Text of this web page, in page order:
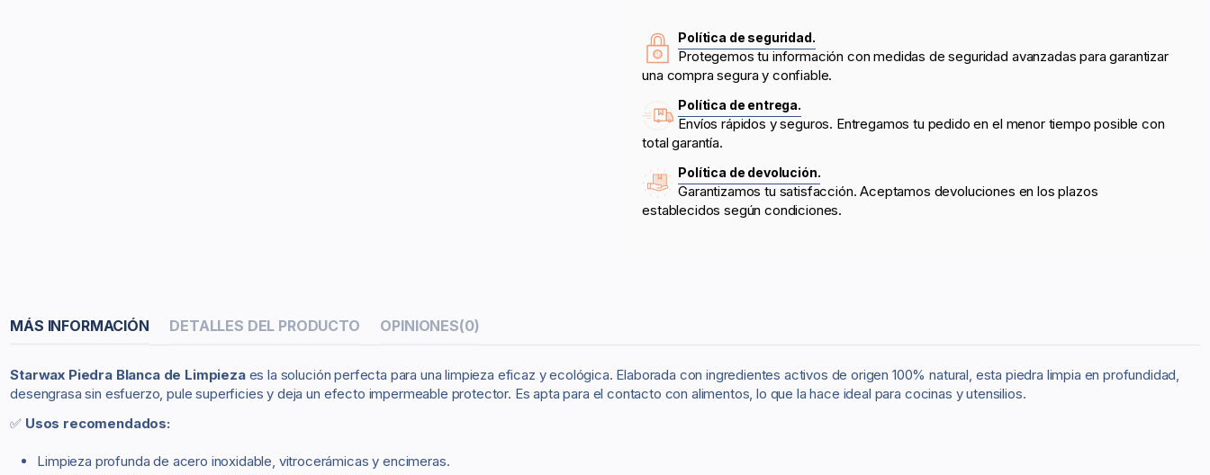
Política de seguridad.
Protegemos tu información con medidas de seguridad avanzadas para garantizar
una compra segura y confiable.
Política de entrega.
Envíos rápidos y seguros. Entregamos tu pedido en el menor tiempo posible con
total garantía.
Política de devolución.
Garantizamos tu satisfacción. Aceptamos devoluciones en los plazos
establecidos según condiciones.
MÁS INFORMACIÓN DETALLES DEL PRODUCTO OPINIONES(0)
Starwax Piedra Blanca de Limpiezaes la solución perfecta para una limpieza eficaz y ecológica. Elaborada con ingredientes activos de origen 100% natural, esta piedra limpia en profundidad,
desengrasa sin esfuerzo, pule superficies y deja un efecto impermeable protector. Es apta para el contacto con alimentos, lo que la hace ideal para cocinas y utensilios.
✅ Usos recomendados:
Limpieza profunda de acero inoxidable, vitrocerámicas y encimeras.